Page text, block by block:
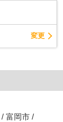
変更
/ 富岡市 /